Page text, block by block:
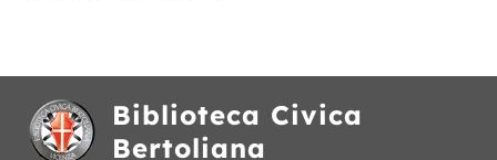
Biblioteca Civica
Bertoliana